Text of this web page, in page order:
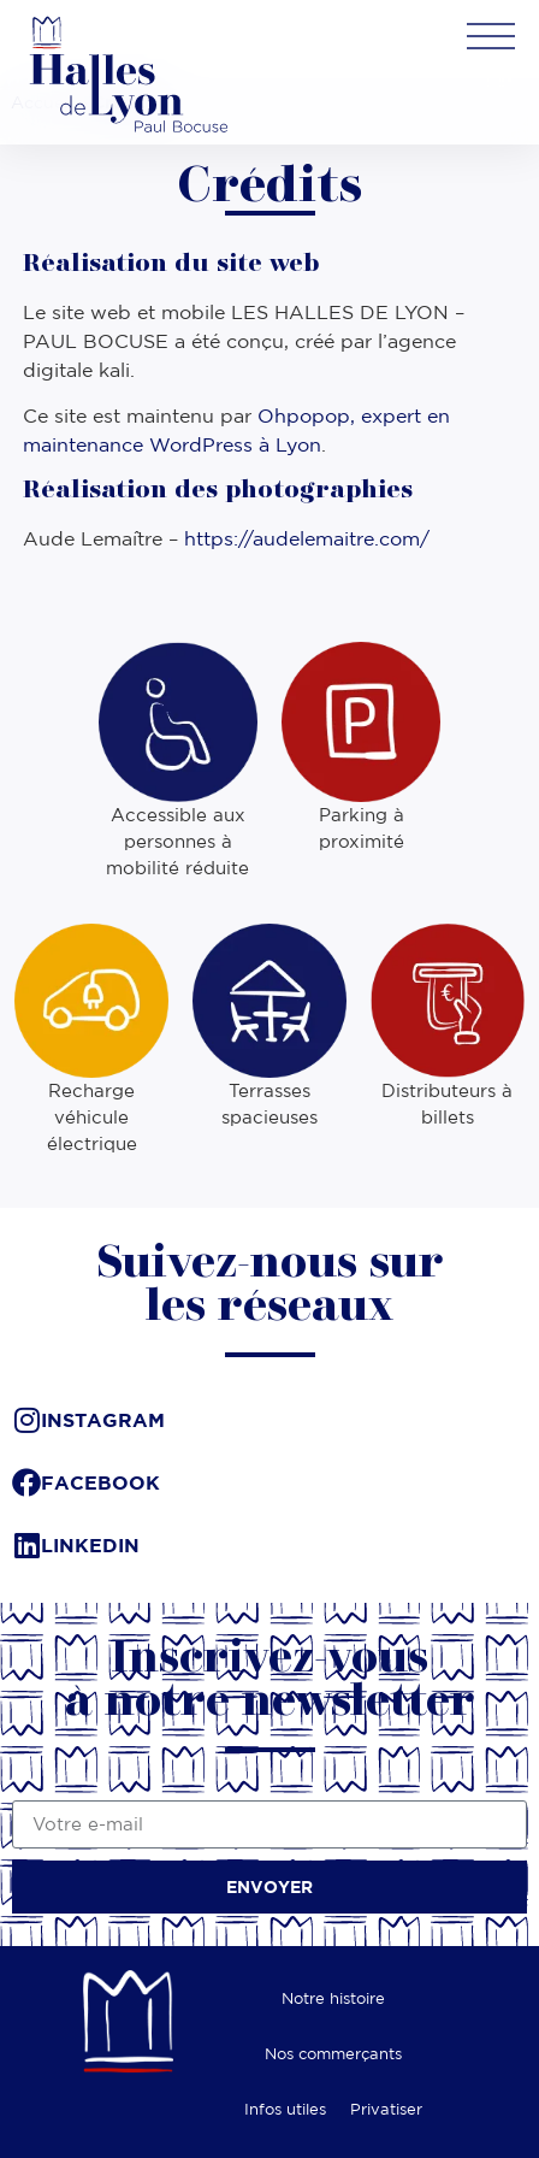
Accueil » Crédits
Crédits
Réalisation du site web
Le site web et mobile LES HALLES DE LYON –
PAUL BOCUSE a été conçu, créé par l’agence
digitale kali.
Ce site est maintenu par Ohpopop, expert en
maintenance WordPress à Lyon
Réalisation des photographies
Aude Lemaître – https://audelemaitre.com/
Accessible aux
personnes à
mobilité réduite
Parking à
proximité
Recharge
véhicule
électrique
Terrasses
spacieuses
Distributeurs à
billets
Suivez-nous sur
les réseaux
INSTAGRAM
FACEBOOK
LINKEDIN
Inscrivez-vous
à notre newsletter
ENVOYER
Notre histoire
Nos commerçants
Infos utiles Privatiser